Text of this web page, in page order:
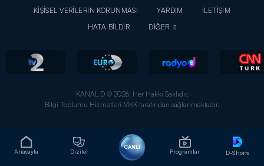
Anasayfa Diziler
CANLI
Programlar D-Shorts
KİŞİSEL VERİLERİN KORUNMASI
YARDIM
İLETİŞİM
HATA BİLDİR
DİĞER
KANAL D © 2026. Her Hakkı Saklıdır.
Bilgi Toplumu Hizmetleri MKK tarafından sağlanmaktadır.